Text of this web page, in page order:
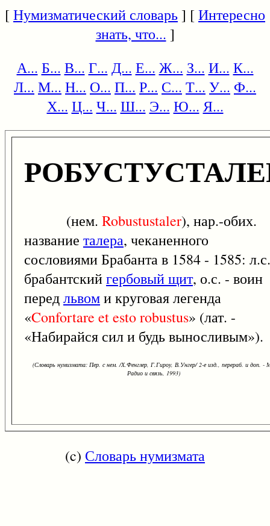
[Нумизматический словарь] [Интересно
знать, что... ]
А... Б... В... Г... Д... Е... Ж... З... И... К...
Л... М... Н... О... П... Р... С... Т... У... Ф...
Х... Ц... Ч... Ш... Э... Ю... Я...
(нем. Robustustaler), нар.-обих.
название талера, чеканенного
сословиями Брабанта в 1584 - 1585:
брабантскийгербовый щит, о.с. - воин
передльвоми круговая легенда
«Confortare etestorobustus» (лат. -
«Набирайся сил и будь выносливым»).
(Словарь нумизмата: Пер. с нем. /Х.Фенглер, Г.Гироу, В.Унгер/ 2-е изд., перераб. и доп. -
Радио и связь, 1993)
(c) Словарь нумизмата